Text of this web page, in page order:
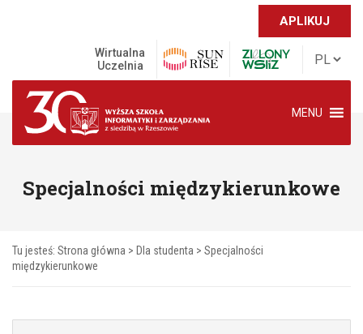
APLIKUJ
Wirtualna
Uczelnia
MENU
Specjalności międzykierunkowe
Tu jesteś: Strona główna > Dla studenta > Specjalności
międzykierunkowe